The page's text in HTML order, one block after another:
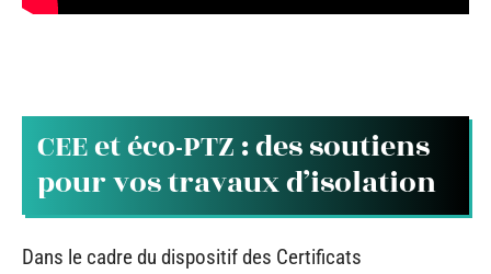
CEE et éco-PTZ : des soutiens
pour vos travaux d’isolation
Dans le cadre du dispositif des Certificats